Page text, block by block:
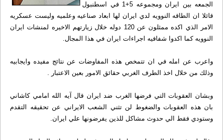
الجمعه بين ايران ومجموعه 5+1 في اسطنبول
قائلا ان الطاقه النوويه لدي ايران لها ابعاد صناعيه وعلميه وليست عسكريه
الامر الذي اكده ممثلون عن 120 دوله خلال زيارتهم الاخيره لمنشات ايران
النوويه كما اكدوا شفافيه اجراءات ايران في هذا المجال.
واعرب عن امله في ان تتمخص هذه المفاوضات عن نتائج مفيده وايجابيه
وذلك من خلال اخذ الطرف الغربي حقائق الامور بعين الاعتبار .
وبشان العقوبات التي فرضها الغرب ضد ايران قال آيه الله امامي كاشاني
بان هذه العقوبات والضغوط لن تثني الشعب الايراني عن تحقيقه التقدم
وستودي فقط الي حدوث مشاكل للذين يفرضونها علي ايران.